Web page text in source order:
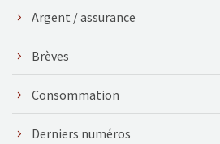
Argent / assurance
Brèves
Consommation
Derniers numéros